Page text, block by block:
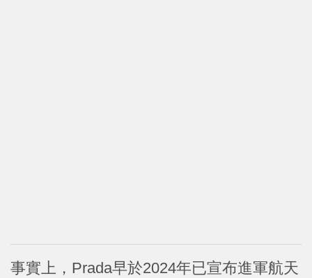
事實上，Prada早於2024年已宣布進軍航天